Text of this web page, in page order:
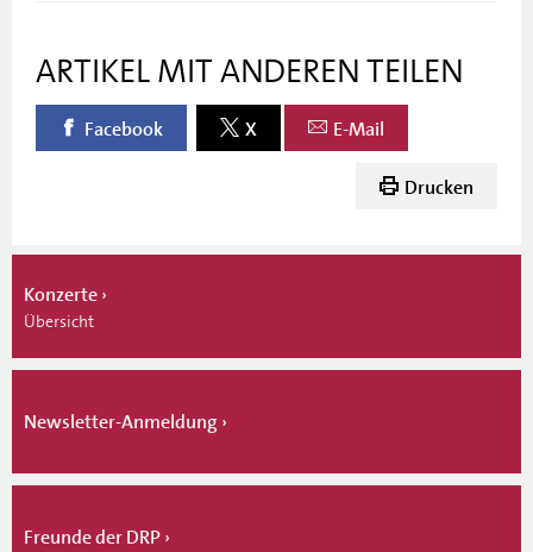
ARTIKEL MIT ANDEREN TEILEN
Facebook X E-Mail
Drucken
Konzerte
Übersicht
Newsletter-Anmeldung
Freunde der DRP